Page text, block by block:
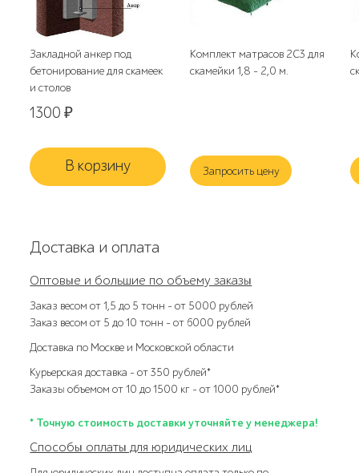
Закладной анкер под
бетонирование для скамеек
и столов
1300₽
В корзину
Комплект матрасов 2С3 для
скамейки 1,8 - 2,0 м.
Запросить цену
Доставка и оплата
Оптовые и большие по объему заказы
Заказ весом от 1,5 до 5 тонн – от 5000 рублей
Заказ весом от 5 до 10 тонн – от 6000 рублей
Доставка по Москве и Московской области
Курьерская доставка – от 350 рублей*
Заказы объемом от 10 до 1500 кг – от 1000 рублей*
* Точную стоимость доставки уточняйте у менеджера!
Способы оплаты для юридических лиц